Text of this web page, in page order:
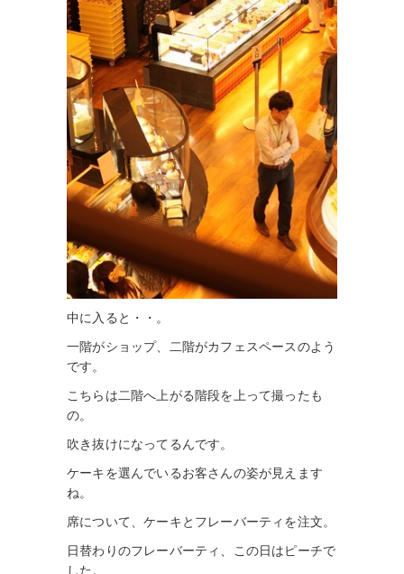
中に入ると・・。
一階がショップ、二階がカフェスペースのよう
です。
こちらは二階へ上がる階段を上って撮ったも
の。
吹き抜けになってるんです。
ケーキを選んでいるお客さんの姿が見えます
ね。
席について、ケーキとフレーバーティを注文。
日替わりのフレーバーティ、この日はピーチで
した。